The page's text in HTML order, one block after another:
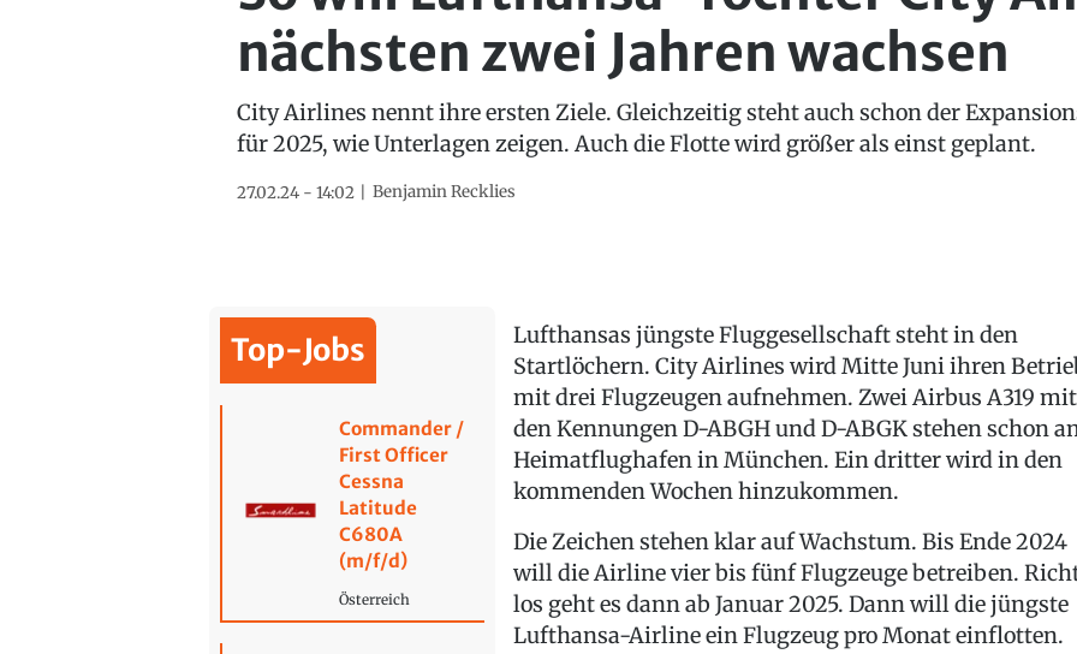
nächsten zwei Jahren wachsen
City Airlines nennt ihre ersten Ziele. Gleichzeitig steht auch schon der
für 2025, wie Unterlagen zeigen. Auch die Flotte wird größer als einst geplant.
27.02.24 - 14:02 Benjamin Recklies
Top-Jobs
Commander /
First Officer
Cessna
Latitude
C680A
(m/f/d)
Österreich
Lufthansas jüngste Fluggesellschaft steht in den
Startlöchern. City Airlines wird Mitte Juni ihren
mit drei Flugzeugen aufnehmen. Zwei Airbus A319 mit
den Kennungen D-ABGH und D-ABGK stehen schon
Heimatflughafen in München. Ein dritter wird in den
kommenden Wochen hinzukommen.
Die Zeichen stehen klar auf Wachstum. Bis Ende 2024
will die Airline vier bis fünf Flugzeuge betreiben.
los geht es dann ab Januar 2025. Dann will die jüngste
Lufthansa-Airline ein Flugzeug pro Monat einflotten.